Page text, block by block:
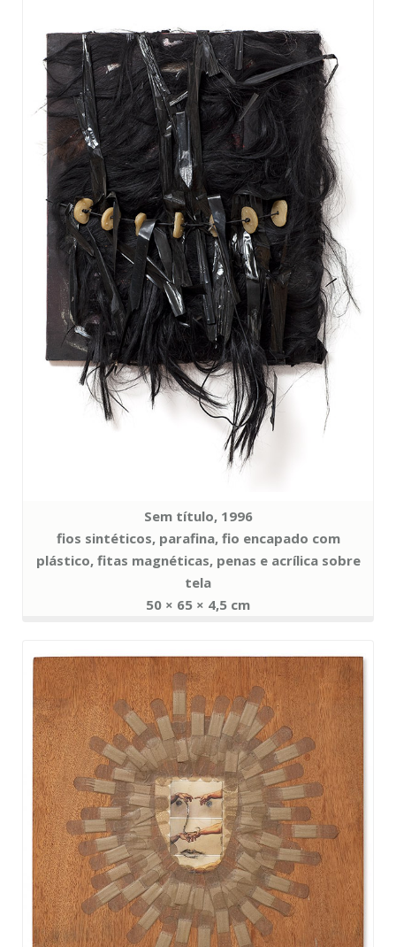
Sem título, 1996
fios sintéticos, parafina, fio encapado com
plástico, fitas magnéticas, penas e acrílica sobre
tela
50 × 65 × 4,5 cm